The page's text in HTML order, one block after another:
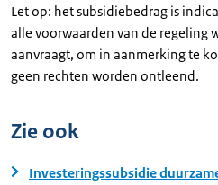
Let op: het subsidiebedrag is
alle voorwaarden van de regeling
aanvraagt, om in aanmerking te
geen rechten worden ontleend.
Zie ook
Investeringssubsidie